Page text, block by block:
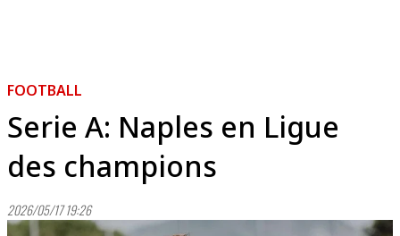
FOOTBALL
Serie A: Naples en Ligue
des champions
2026/05/17 19:26